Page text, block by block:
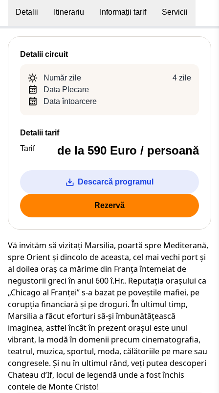
Detalii Itinerariu Informații tarif Servicii
Vă invităm să vizitați Marsilia, poartă spre Mediterană,
spre Orient și dincolo de aceasta, cel mai vechi port și
al doilea oraș ca mărime din Franța întemeiat de
negustorii greci în anul 600 î.Hr.. Reputația orașului ca
„Chicago al Franței” s-a bazat pe poveștile mafiei, pe
corupția financiară și pe droguri. În ultimul timp,
Marsilia a făcut eforturi să-și îmbunătățească
imaginea, astfel încât în prezent orașul este unul
vibrant, la modă în domenii precum cinematografia,
teatrul, muzica, sportul, moda, călătoriile pe mare sau
congresele. Și nu în ultimul rând, veți putea descoperi
Chateau d’If, locul de legendă unde a fost închis
contele de Monte Cristo!
Detalii circuit
Număr zile
4 zile
Data Plecare
Data întoarcere
Detalii tarif
Tarif
de la 590 Euro / persoană
Descarcă programul
Rezervă